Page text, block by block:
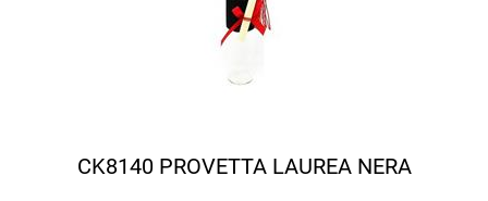
CK8140 PROVETTA LAUREA NERA